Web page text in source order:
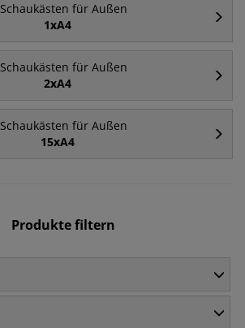
Schaukästen für Außen
1xA4
Schaukästen für Außen
2xA4
Schaukästen für Außen
15xA4
Produkte filtern